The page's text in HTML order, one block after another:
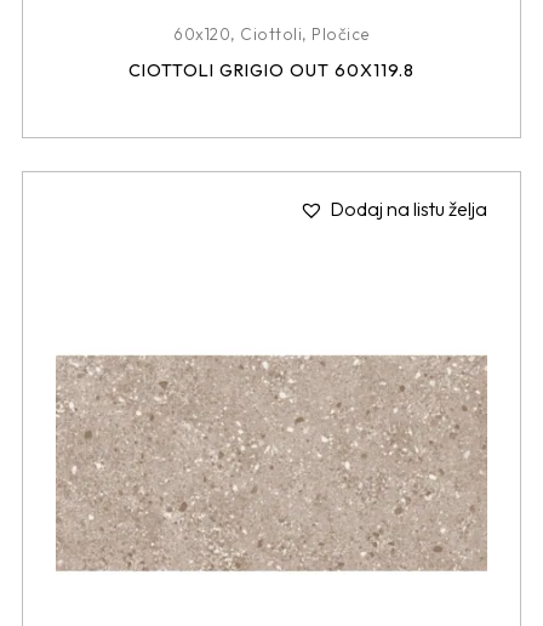
60x120, Ciottoli, Pločice
CIOTTOLI GRIGIO OUT 60X119.8
Dodaj na listu želja